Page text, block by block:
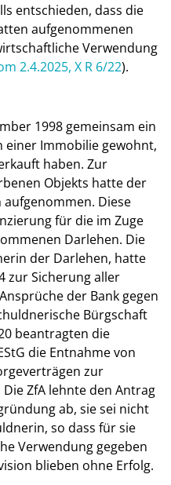
entschieden, dass die
aufgenommenen
Verwendung
2.4.2025, X R 6/22).
1998 gemeinsam ein
einer Immobilie gewohnt,
haben. Zur
Objekts hatte der
Diese
für die im Zuge
Darlehen. Die
der Darlehen, hatte
zur Sicherung aller
der Bank gegen
Bürgschaft
beantragten die
die Entnahme von
zur
ZfA lehnte den Antrag
ab, sie sei nicht
so dass für sie
Verwendung gegeben
blieben ohne Erfolg.